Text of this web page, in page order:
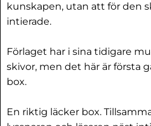
kunskapen, utan att för den
intierade.
Förlaget har i sina tidigare
skivor, men det här är första
box.
En riktig läcker box.